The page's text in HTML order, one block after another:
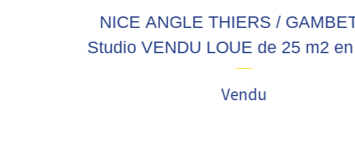
NICE ANGLE THIERS /
Studio VENDU LOUE de 25 m2 en
avec balcon, au calme, cave
Proximité gare et commerces !
Vendu